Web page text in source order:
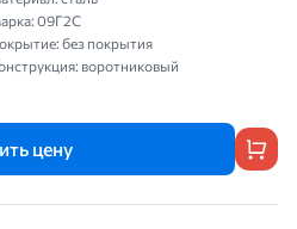
09Г2С
без покрытия
воротниковый
цену